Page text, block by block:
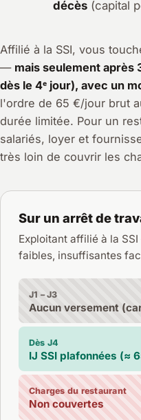
décès(capital
Affilié à la SSI, vous
— mais seulement après
dès le 4ᵉ jour), avec un
l'ordre de 65 €/jour brut
durée limitée. Pour un
salariés, loyer et
très loin de couvrir les
Sur un arrêt de
Exploitant affilié à la
faibles, insuffisantes
J1 – J3
Aucun versement
Dès J4
IJ SSI plafonnées (≈
Charges du restaurant
Non couvertes